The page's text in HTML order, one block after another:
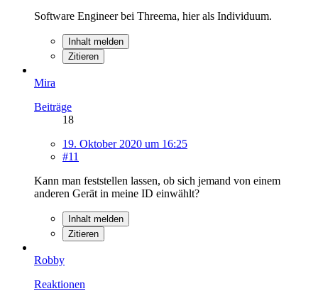
Software Engineer bei Threema, hier als Individuum.
Inhalt melden
Zitieren
Mira
Beiträge
18
19. Oktober 2020 um 16:25
#11
Kann man feststellen lassen, ob sich jemand von einem
anderen Gerät in meine ID einwählt?
Inhalt melden
Zitieren
Robby
Reaktionen